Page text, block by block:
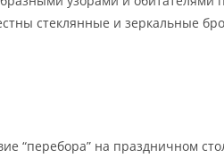
стеклянные и зеркальные
“перебора” на праздничном